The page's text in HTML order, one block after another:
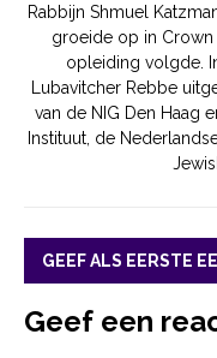
Rabbijn Shmuel
groeide op in Crown
opleiding volgde.
Lubavitcher Rebbe
van de NIG Den Haag
Instituut, de
GEEF ALS EERSTE
Geef een